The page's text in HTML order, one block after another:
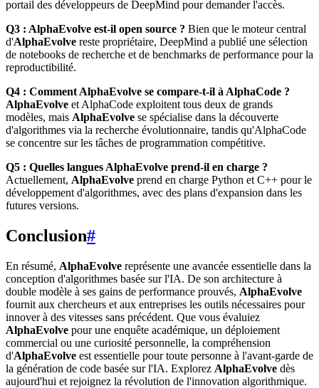
portail des développeurs de DeepMind pour demander l'accès.
Q3 : AlphaEvolve est-il open source ? Bien que le moteur central
d'AlphaEvolve reste propriétaire, DeepMind a publié une sélection
de notebooks de recherche et de benchmarks de performance pour la
reproductibilité.
Q4 : Comment AlphaEvolve se compare-t-il à AlphaCode ?
AlphaEvolve et AlphaCode exploitent tous deux de grands
modèles, mais AlphaEvolve se spécialise dans la découverte
d'algorithmes via la recherche évolutionnaire, tandis qu'AlphaCode
se concentre sur les tâches de programmation compétitive.
Q5 : Quelles langues AlphaEvolve prend-il en charge ?
Actuellement, AlphaEvolve prend en charge Python et C++ pour le
développement d'algorithmes, avec des plans d'expansion dans les
futures versions.
Conclusion#
En résumé, AlphaEvolve représente une avancée essentielle dans la
conception d'algorithmes basée sur l'IA. De son architecture à
double modèle à ses gains de performance prouvés, AlphaEvolve
fournit aux chercheurs et aux entreprises les outils nécessaires pour
innover à des vitesses sans précédent. Que vous évaluiez
AlphaEvolve pour une enquête académique, un déploiement
commercial ou une curiosité personnelle, la compréhension
d'AlphaEvolve est essentielle pour toute personne à l'avant-garde de
la génération de code basée sur l'IA. Explorez AlphaEvolve dès
aujourd'hui et rejoignez la révolution de l'innovation algorithmique.